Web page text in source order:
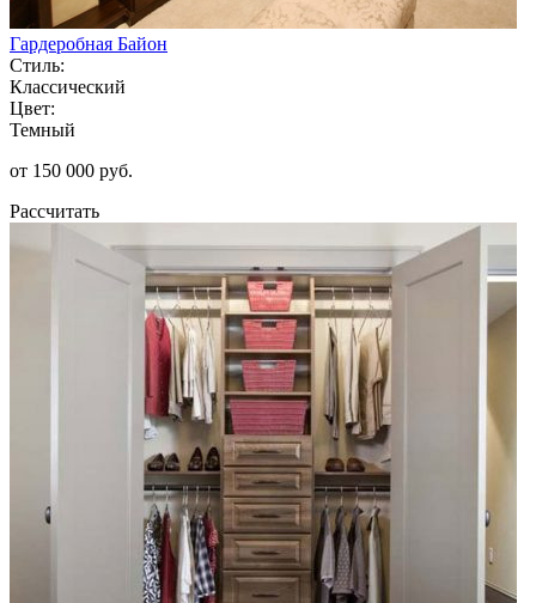
Гардеробная Байон
Стиль:
Классический
Цвет:
Темный
от 150 000 руб.
Рассчитать